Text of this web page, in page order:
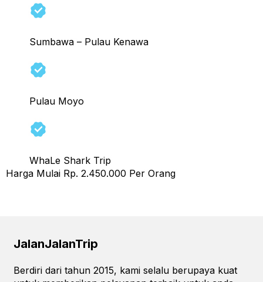
Sumbawa – Pulau Kenawa
Pulau Moyo
WhaLe Shark Trip
Harga Mulai Rp. 2.450.000 Per Orang
JalanJalanTrip
Berdiri dari tahun 2015, kami selalu berupaya kuat